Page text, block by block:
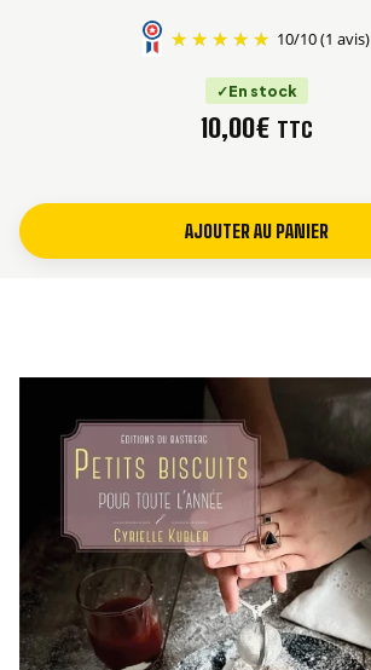
ISBN : 9782813819994
10/10(1 avis)
En stock
10,00€ TTC
AJOUTER AU PANIER